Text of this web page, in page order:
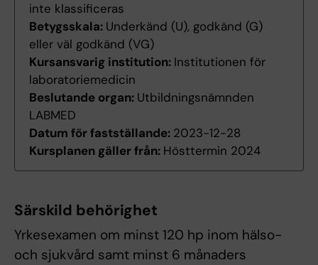
inte klassificeras
Betygsskala: Underkänd (U), godkänd (G)
eller väl godkänd (VG)
Kursansvarig institution: Institutionen för
laboratoriemedicin
Beslutande organ: Utbildningsnämnden
LABMED
Datum för fastställande: 2023-12-28
Kursplanen gäller från: Hösttermin 2024
Särskild behörighet
Yrkesexamen om minst 120 hp inom hälso-
och sjukvård samt minst 6 månaders